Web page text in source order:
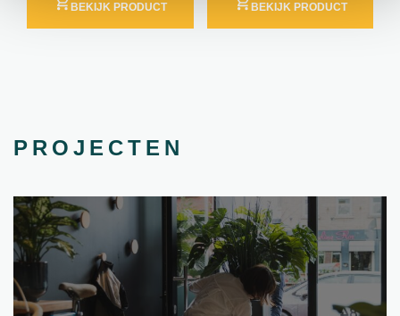
BEKIJK PRODUCT BEKIJK PRODUCT
PROJECTEN